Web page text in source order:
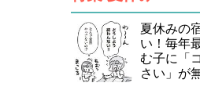
夏休みの
い！毎年
む子に「
さい」が